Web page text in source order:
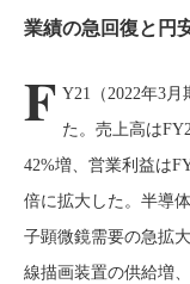
業績の急回復と円
F Y21（2022年3
た。売上高は
42%増、営業利益は
倍に拡大した。半導
子顕微鏡需要の急拡
線描画装置の供給増